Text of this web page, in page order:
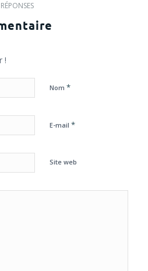
RÉPONSES
!
Nom *
E-mail *
Site web